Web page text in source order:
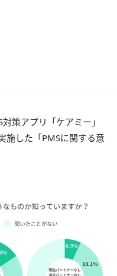
策アプリ「ケアミー」
施した「PMSに関する意